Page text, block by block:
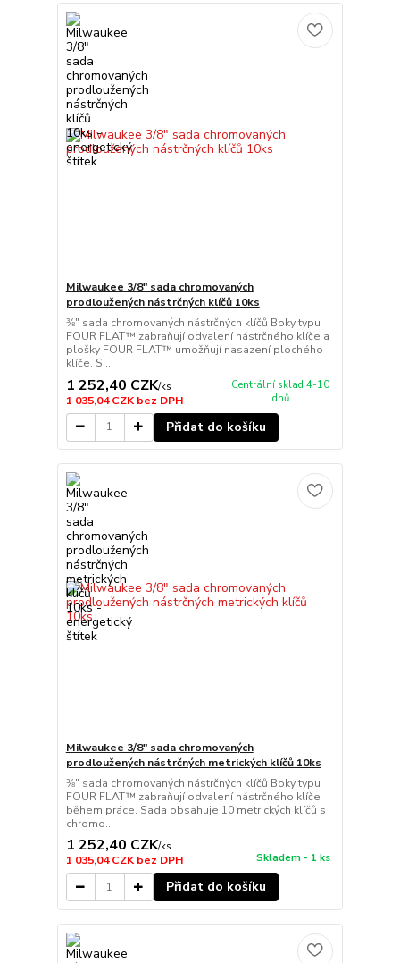
Milwaukee 3/8" sada chromovaných
prodloužených nástrčných klíčů 10ks
⅜″ sada chromovaných nástrčných klíčů Boky typu
FOUR FLAT™ zabraňují odvalení nástrčného klíče a
plošky FOUR FLAT™ umožňují nasazení plochého
klíče. S...
1 252,40 CZK/ks
1 035,04 CZKbez DPH
Centrální sklad 4-10
dnů
Přidat do košíku
Milwaukee 3/8" sada chromovaných
prodloužených nástrčných metrických klíčů 10ks
⅜″ sada chromovaných nástrčných klíčů Boky typu
FOUR FLAT™ zabraňují odvalení nástrčného klíče
během práce. Sada obsahuje 10 metrických klíčů s
chromo...
1 252,40 CZK/ks
1 035,04 CZKbez DPH Skladem - 1 ks
Přidat do košíku